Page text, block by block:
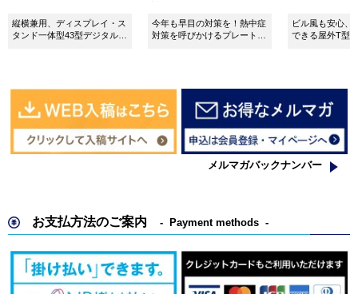
縦横兼用、ディスプレイ・ス
タンド一体型43型デジタルサ
今年も早目の対策を！熱中症
対策を呼びかけるプレート看
ビル風も安心、
できる屋外T型
メルマガバックナンバー
お支払方法のご案内 Payment methods